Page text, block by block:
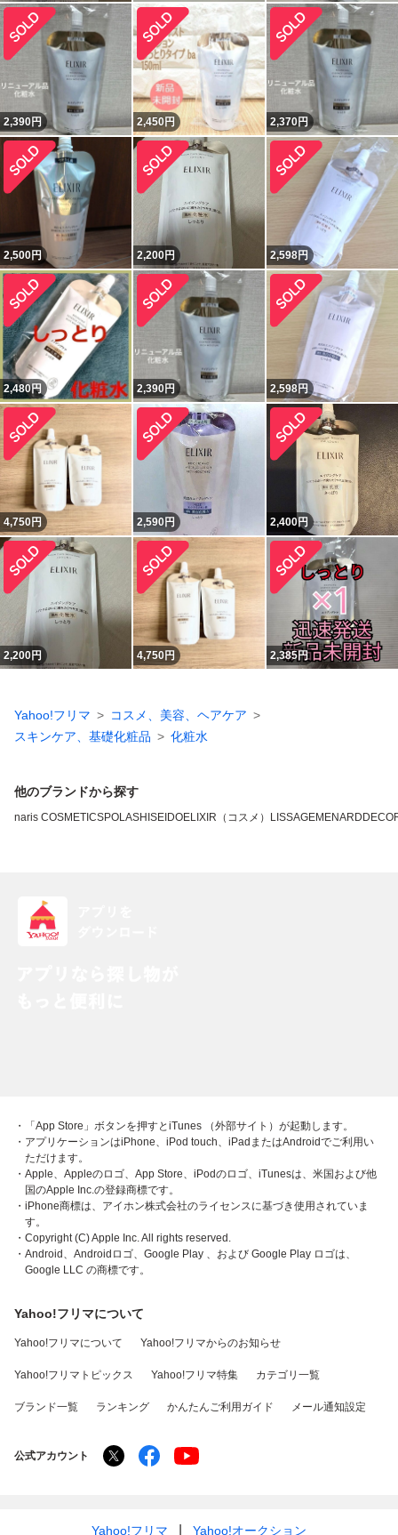
2,390円 2,450円 2,370円
2,500円 2,200円 2,598円
2,480円 2,390円 2,598円
4,750円 2,590円 2,400円
2,200円 4,750円 2,385円
Yahoo!フリマ
コスメ、美容、ヘアケア
スキンケア、基礎化粧品
化粧水
他のブランドから探す
naris COSMETICSPOLASHISEIDOELIXIR（コスメ） LISSAGEMENARD
・「App Store」ボタンを押すとiTunes （外部サイト）が起動します。
・アプリケーションはiPhone、iPod touch、iPadまたはAndroidでご利用い
ただけます。
・Apple、Appleのロゴ、App Store、iPodのロゴ、iTunesは、米国および他
国のApple Inc.の登録商標です。
・iPhone商標は、アイホン株式会社のライセンスに基づき使用されていま
す。
・Copyright (C) Apple Inc. All rights reserved.
・Android、Androidロゴ、Google Play 、および Google Play ロゴは、
Google LLC の商標です。
Yahoo!フリマについて
Yahoo!フリマについて Yahoo!フリマからのお知らせ
Yahoo!フリマトピックス Yahoo!フリマ特集 カテゴリ一覧
ブランド一覧 ランキング かんたんご利用ガイド メール通知設定
公式アカウント
Yahoo!フリマ Yahoo!オークション